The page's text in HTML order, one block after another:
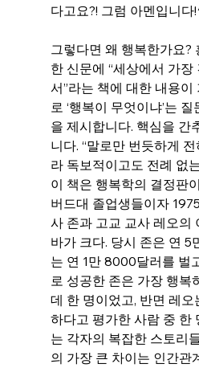
다고요?! 그럼 아멘입니
그렇다면 왜 행복한가요?
한 신문에 “세상에서 가장
서”라는 책에 대한 내용
로 ‘행복이 무엇이냐’는
을 제시합니다. 핵심을 간
니다. “말로만 번듯하게
라 독보적이고도 전례 없
이 책은 행복학의 결정판
버드대 졸업생들이자
사 존과 고교 교사 레오의
바가 크다. 당시 존은 연 5
는 연 1만 8000달러를 벌
로 성공한 존은 가장 행복
데 한 명이었고, 반면 레
하다고 평가한 사람 중 한
는 각자의 복잡한 스토리
의 가장 큰 차이는 인간관